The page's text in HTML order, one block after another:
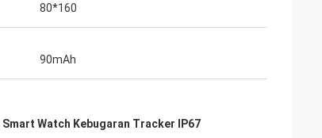
80*160
90mAh
Smart Watch Kebugaran Tracker IP67